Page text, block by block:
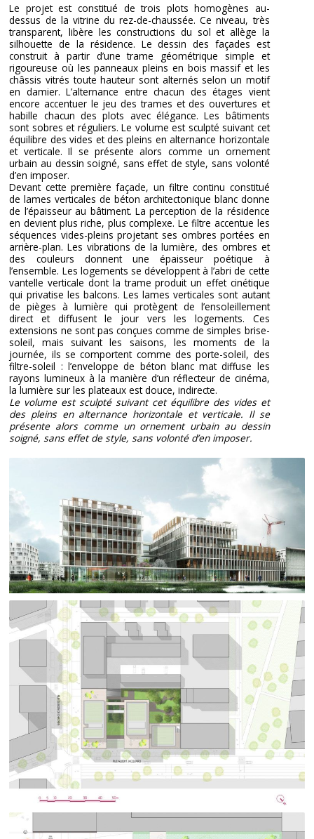
Le projet est constitué de trois plots homogènes au-
dessus de la vitrine du rez-de-chaussée. Ce niveau, très
transparent, libère les constructions du sol et allège la
silhouette de la résidence. Le dessin des façades est
construit à partir d’une trame géométrique simple et
rigoureuse où les panneaux pleins en bois massif et les
châssis vitrés toute hauteur sont alternés selon un motif
en damier. L’alternance entre chacun des étages vient
encore accentuer le jeu des trames et des ouvertures et
habille chacun des plots avec élégance. Les bâtiments
sont sobres et réguliers. Le volume est sculpté suivant cet
équilibre des vides et des pleins en alternance horizontale
et verticale. Il se présente alors comme un ornement
urbain au dessin soigné, sans effet de style, sans volonté
d’en imposer.
Devant cette première façade, un filtre continu constitué
de lames verticales de béton architectonique blanc donne
de l’épaisseur au bâtiment. La perception de la résidence
en devient plus riche, plus complexe. Le filtre accentue les
séquences vides-pleins projetant ses ombres portées en
arrière-plan. Les vibrations de la lumière, des ombres et
des couleurs donnent une épaisseur poétique à
l’ensemble. Les logements se développent à l’abri de cette
vantelle verticale dont la trame produit un effet cinétique
qui privatise les balcons. Les lames verticales sont autant
de pièges à lumière qui protègent de l’ensoleillement
direct et diffusent le jour vers les logements. Ces
extensions ne sont pas conçues comme de simples brise-
soleil, mais suivant les saisons, les moments de la
journée, ils se comportent comme des porte-soleil, des
filtre-soleil : l’enveloppe de béton blanc mat diffuse les
rayons lumineux à la manière d’un réflecteur de cinéma,
la lumière sur les plateaux est douce, indirecte.
Le volume est sculpté suivant cet équilibre des vides et
des pleins en alternance horizontale et verticale. Il se
présente alors comme un ornement urbain au dessin
soigné, sans effet de style, sans volonté d’en imposer.